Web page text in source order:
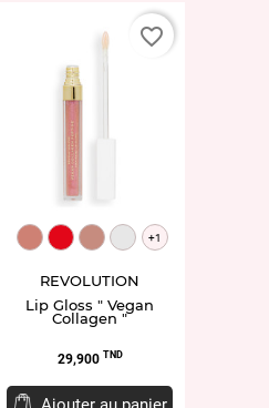
MUR707541
MUR707558
MUR707565
MUR707596
+1
REVOLUTION
Lip Gloss " Vegan
Collagen "
Prix
29,900 TND
favorite_border